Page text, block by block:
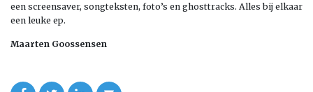
een screensaver, songteksten, foto’s en ghosttracks. Alles bij elkaar
een leuke ep.
Maarten Goossensen